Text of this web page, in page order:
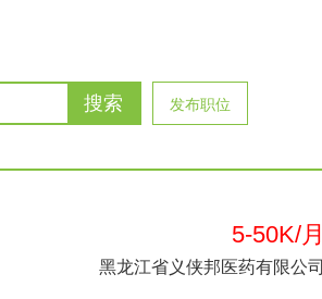
搜索 发布职位
5-50K/月
黑龙江省义侠邦医药有限公司